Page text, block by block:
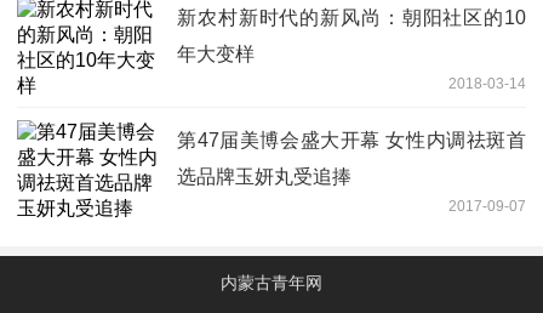
新农村新时代的新风尚：朝阳社区的10
年大变样
2018-03-14
第47届美博会盛大开幕 女性内调祛斑首
选品牌玉妍丸受追捧
2017-09-07
内蒙古青年网